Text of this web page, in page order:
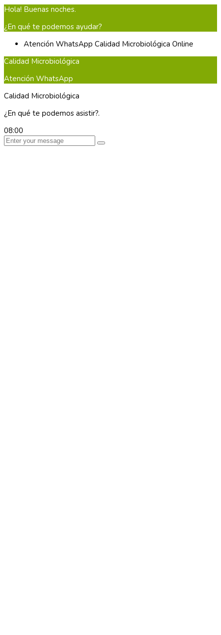
Hola! Buenas noches.
¿En qué te podemos ayudar?
Atención WhatsApp Calidad Microbiológica Online
Calidad Microbiológica
Atención WhatsApp
Calidad Microbiológica
¿En qué te podemos asistir?.
08:00